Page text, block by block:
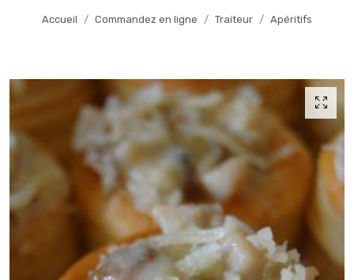
Accueil Commandez en ligne Traiteur Apéritifs